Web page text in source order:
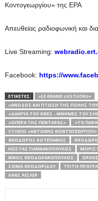
Κοντογεωργίου» της ΕΡΑ
Απευθείας ραδιοφωνική και
Live Streaming:
Facebook: https://
ΕΤΙΚΕΤΕΣ
«LE GRAND LUSTUCRU»
«ΆΝΟΔΟΣ ΚΑΙ ΠΤΏΣΗ ΤΗΣ ΠΌΛΗΣ ΤΟΥ
«ΔΆΚΡΥΑ ΤΟΥ ΧΘΕΣ - ΜΝΉΜΕΣ ΤΟΥ
«ΌΠΕΡΑ ΤΗΣ ΠΕΝΤΆΡΑΣ»
«ΤΟ
STUDIO «ΑΝΤΏΝΗΣ ΚΟΝΤΟΓΕΩΡΓΊΟΥ»
ΘΕΌΔΩΡΟΣ ΚΟΤΕΠΆΝΟΣ
ΚΏΣΤΑΣ ΓΙΑΝΝΑΚΌΠΟΥΛΟΣ
ΜΟΡΊΣ
ΝΊΚΟΣ ΘΕΟΔΩΡΑΚΌΠΟΥΛΟΣ
ΣΌΝΙΑ ΘΕΟΔΩΡΊΔΟΥ
ΤΡΊΤΟ
ΧΑΝΣ ΆΙΣΛΕΡ